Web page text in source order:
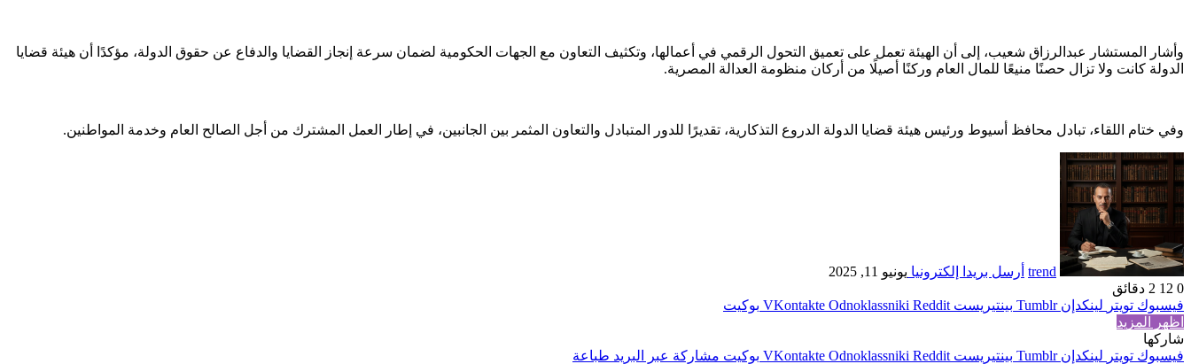
وأشار المستشار عبدالرزاق شعيب، إلى أن الهيئة تعمل على تعميق التحول الرقمي في أعمالها، وتكثيف التعاون مع الجهات الحكومية لضمان سرعة إنجاز القضايا والدفاع عن حقوق الدولة، مؤكدًا أن هيئة قضايا
الدولة كانت ولا تزال حصنًا منيعًا للمال العام وركنًا أصيلًا من أركان منظومة العدالة المصرية.
وفي ختام اللقاء، تبادل محافظ أسيوط ورئيس هيئة قضايا الدولة الدروع التذكارية، تقديرًا للدور المتبادل والتعاون المثمر بين الجانبين، في إطار العمل المشترك من أجل الصالح العام وخدمة المواطنين.
trend أرسل بريدا إلكترونيا يونيو 11, 2025
0
2 دقائق
فيسبوك تويتر لينكدإن بينتيريست Odnoklassniki
بوكيت
اظهر المزيد
شاركها
فيسبوك تويتر لينكدإن بينتيريست Odnoklassniki بوكيت مشاركة عبر البريد طباعة